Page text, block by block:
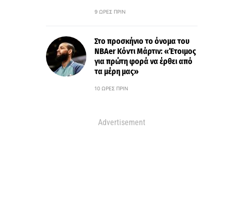
9 ΏΡΕΣ ΠΡΙΝ
Στο προσκήνιο το όνομα του
ΝΒΑer Κόντι Μάρτιν: «Έτοιμος
για πρώτη φορά να έρθει από
τα μέρη μας»
10 ΏΡΕΣ ΠΡΙΝ
Advertisement